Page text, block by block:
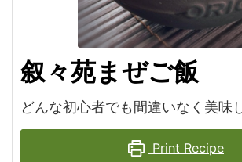
叙々苑まぜご飯
どんな初心者でも間違いなく美味
Print Recipe